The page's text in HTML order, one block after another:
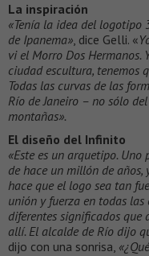
La inspiración
«Tenía la idea del logotipo
de Ipanema», dice Gelli. «
vi el Morro Dos Hermanos.
ciudad escultura, tenemos
Todas las curvas de las
Río de Janeiro – no sólo
montañas».
El diseño del Infinito
«Este es un arquetipo.
de hace un millón de años,
hace que el logo sea tan
unión y fuerza en todas
diferentes significados que
allí. El alcalde de Río dijo
dijo con una sonrisa,